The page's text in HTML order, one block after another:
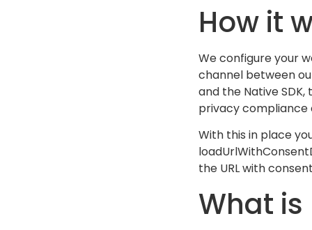
How it
We configure your
channel between
and the Native
privacy compliance
With this in place
the URL with
What is